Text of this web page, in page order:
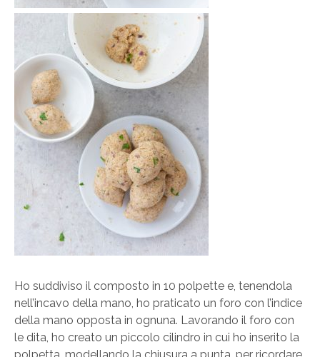
Ho suddiviso il composto in 10 polpette e, tenendola
nell’incavo della mano, ho praticato un foro con l’indice
della mano opposta in ognuna. Lavorando il foro con
le dita, ho creato un piccolo cilindro in cui ho inserito la